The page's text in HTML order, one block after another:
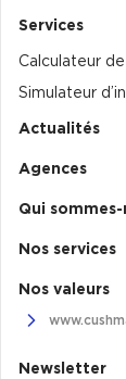
Bureaux privés
Services
Calculateur
Simulateur
Actualités
Agences
Qui sommes-
Nos services
Nos valeurs
Newsletter